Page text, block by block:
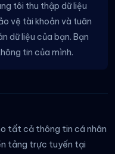
tôi thu thập dữ liệu
vệ tài khoản và tuân
dữ liệu của bạn. Bạn
tin của mình.
tất cả thông tin cá nhân
tảng trực tuyến tại